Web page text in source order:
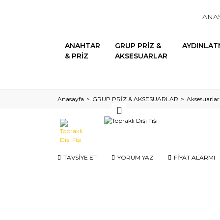
ANAHTAR
& PRİZ
GRUP PRİZ &
AKSESUARLAR
Anasayfa GRUP PRİZ & AKSESUARLAR Aksesuarlar
TAVSİYE ET YORUM YAZ FİYAT ALARMI